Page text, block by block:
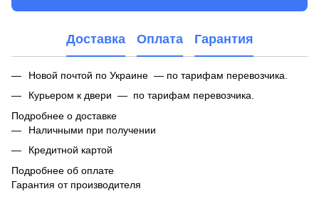
Доставка Оплата Гарантия
Новой почтой по Украине — по тарифам перевозчика.
Курьером к двери — по тарифам перевозчика.
Подробнее о доставке
Наличными при получении
Кредитной картой
Подробнее об оплате
Гарантия от производителя